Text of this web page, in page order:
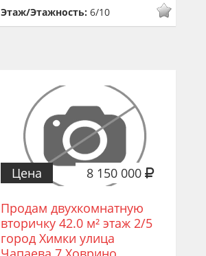
Этаж/Этажность: 6/10
8 150 000
Цена
Продам двухкомнатную
вторичку 42.0 м² этаж 2/5
город Химки улица